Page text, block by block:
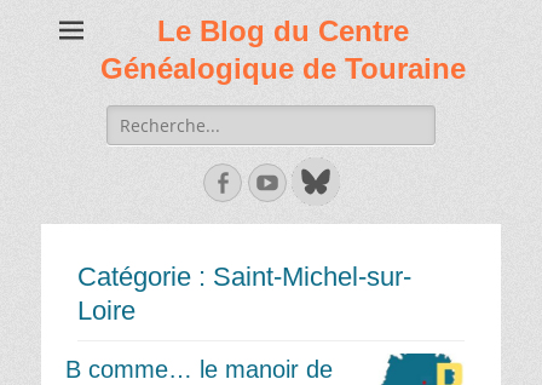
Le Blog du Centre
Généalogique de Touraine
Recherche
de:
Facebook
Youtube
Catégorie : Saint-Michel-sur-
Loire
B comme… le manoir de